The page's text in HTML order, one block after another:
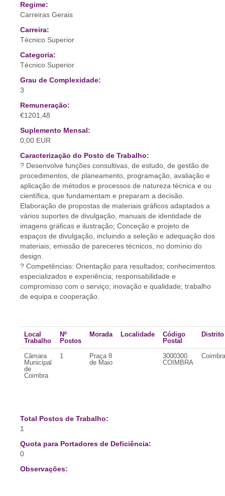
Regime:
Carreiras Gerais
Carreira:
Técnico Superior
Categoria:
Técnico Superior
Grau de Complexidade:
3
Remuneração:
€1201,48
Suplemento Mensal:
0,00 EUR
Caracterização do Posto de Trabalho:
? Desenvolve funções consultivas, de estudo, de gestão de
procedimentos, de planeamento, programação, avaliação e
aplicação de métodos e processos de natureza técnica e ou
científica, que fundamentam e preparam a decisão.
Elaboração de propostas de materiais gráficos adaptados a
vários suportes de divulgação, manuais de identidade de
imagens gráficas e ilustração; Conceção e projeto de
espaços de divulgação, incluindo a seleção e adequação dos
materiais; emissão de pareceres técnicos, no domínio do
design.
? Competências: Orientação para resultados; conhecimentos
especializados e experiência; responsabilidade e
compromisso com o serviço; inovação e qualidade; trabalho
de equipa e cooperação.
Local
Trabalho
Nº
Postos
Morada Localidade
Código
Postal
Distrito
Câmara
Municipal
de
Coimbra
1
Praça 8
de Maio
3000300
COIMBRA
Coimbra
Total Postos de Trabalho:
1
Quota para Portadores de Deficiência:
0
Observações: